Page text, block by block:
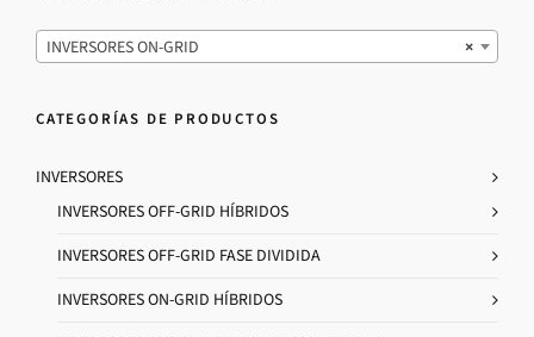
×
INVERSORES ON-GRID
CATEGORÍAS DE PRODUCTOS
INVERSORES
INVERSORES OFF-GRID HÍBRIDOS
INVERSORES OFF-GRID FASE DIVIDIDA
INVERSORES ON-GRID HÍBRIDOS